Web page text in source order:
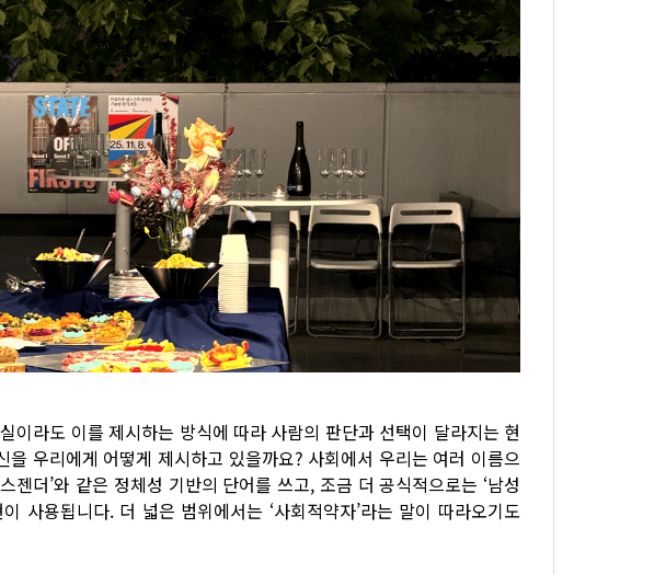
이라도 이를 제시하는 방식에 따라 사람의 판단과 선택이 달라지는 현
우리에게 어떻게 제시하고 있을까요? 사회에서 우리는 여러 이름으
젠더’와 같은 정체성 기반의 단어를 쓰고, 조금 더 공식적으로는 ‘남성
이 사용됩니다. 더 넓은 범위에서는 ‘사회적약자’라는 말이 따라오기도